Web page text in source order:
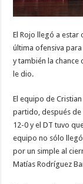
El Rojo llegó a
última ofensiva
y también la chance
le dio.
El equipo de
partido, después de
12-0 y el DT tuvo
equipo no sólo
por un simple al
Matías Rodríguez